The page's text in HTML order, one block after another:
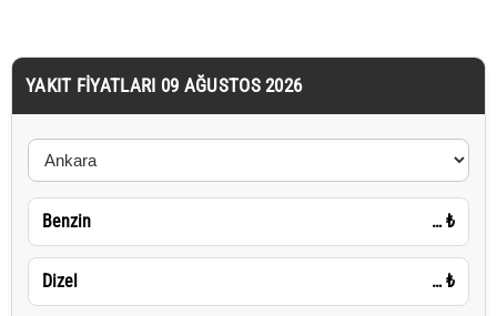
YAKIT FIYATLARI 09 AĞUSTOS 2026
Benzin … ₺
Dizel … ₺